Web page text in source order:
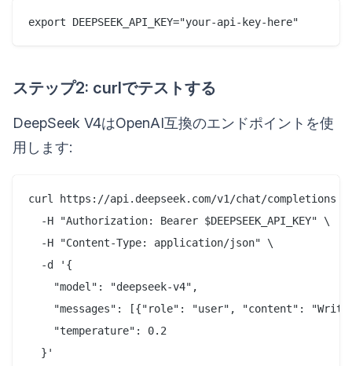
ステップ2: curlでテストする
DeepSeek V4はOpenAI互換のエンドポイントを使
用します:
curl https://api.deepseek.com/v1/chat/completions \
  -H "Authorization: Bearer $DEEPSEEK_API_KEY" \
  -H "Content-Type: application/json" \
  -d '{
    "model": "deepseek-v4",
"messages": [{"role": "user", "content":
    "temperature": 0.2